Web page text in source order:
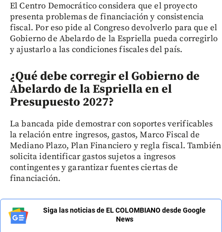
El Centro Democrático considera que el proyecto
presenta problemas de financiación y consistencia
fiscal. Por eso pide al Congreso devolverlo para que el
Gobierno de Abelardo de la Espriella pueda corregirlo
y ajustarlo a las condiciones fiscales del país.
¿Qué debe corregir el Gobierno de
Abelardo de la Espriella en el
Presupuesto 2027?
La bancada pide demostrar con soportes verificables
la relación entre ingresos, gastos, Marco Fiscal de
Mediano Plazo, Plan Financiero y regla fiscal. También
solicita identificar gastos sujetos a ingresos
contingentes y garantizar fuentes ciertas de
financiación.
Siga las noticias de EL COLOMBIANO desde Google
News